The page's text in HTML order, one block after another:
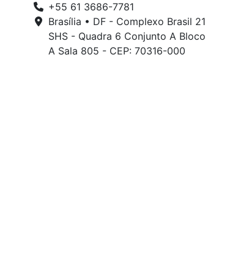
+55 61 3686-7781
Brasília • DF - Complexo Brasil 21
SHS - Quadra 6 Conjunto A Bloco
A Sala 805 - CEP: 70316-000